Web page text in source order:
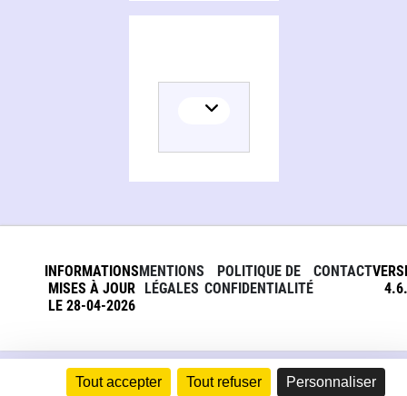
Tout accepter Tout refuser Personnaliser
INFORMATIONS
MISES À JOUR
LE 28-04-2026
MENTIONS
LÉGALES
POLITIQUE DE
CONFIDENTIALITÉ
CONTACT